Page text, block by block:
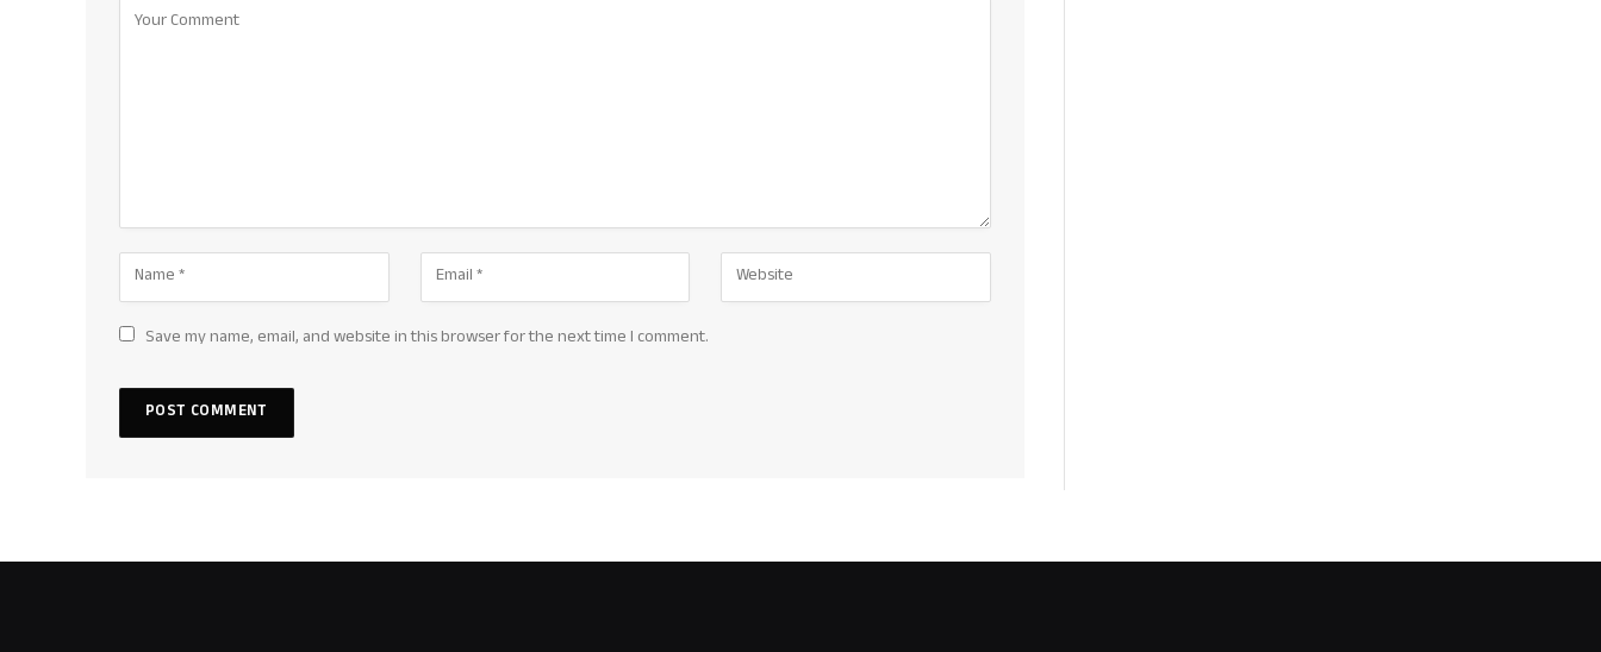
Save my name, email, and website in this browser for the next time I comment.